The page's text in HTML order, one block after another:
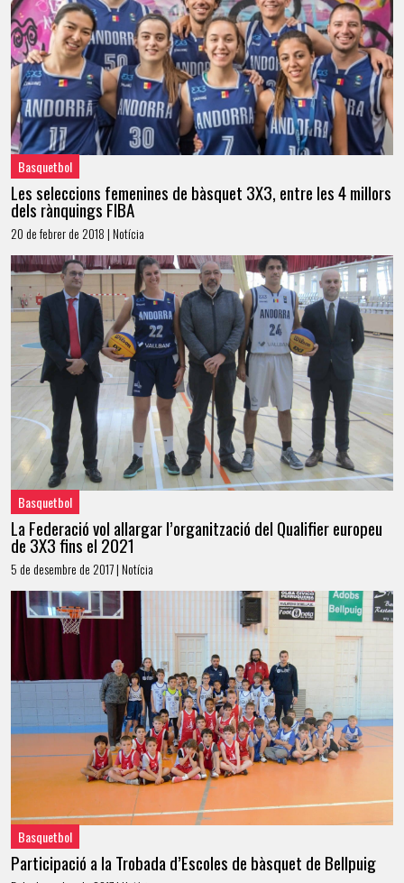
Basquetbol
Les seleccions femenines de bàsquet 3X3, entre les 4 millors
dels rànquings FIBA
20 de febrer de 2018 | Notícia
Basquetbol
La Federació vol allargar l’organització del Qualifier europeu
de 3X3 fins el 2021
5 de desembre de 2017 | Notícia
Basquetbol
Participació a la Trobada d’Escoles de bàsquet de Bellpuig